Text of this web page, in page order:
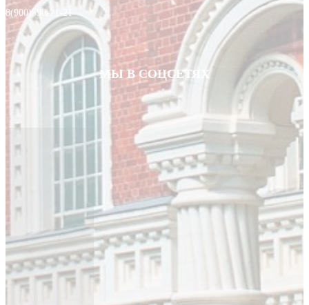
8(900)590-21-21
МЫ В СОЦСЕТЯХ